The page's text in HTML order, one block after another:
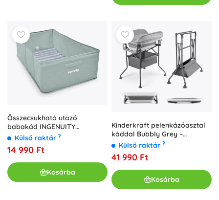
Összecsukható utazó
babakád INGENUITY
TuckAway 12–60 hónapos
Külső raktár ?
14 990 Ft
Kosárba
Kinderkraft pelenkázóasztal
káddal Bubbly Grey –
összecsukható pelenkázó pult
Külső raktár ?
41 990 Ft
Kosárba